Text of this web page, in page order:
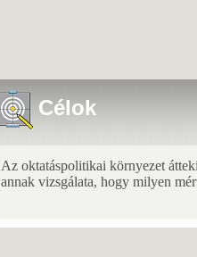
Célok
Az oktatáspolitikai környezet
annak vizsgálata, hogy milyen